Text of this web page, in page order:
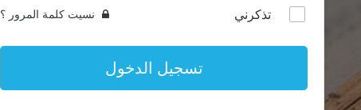
تذكرني نسيت كلمة المرور ؟
تسجيل الدخول